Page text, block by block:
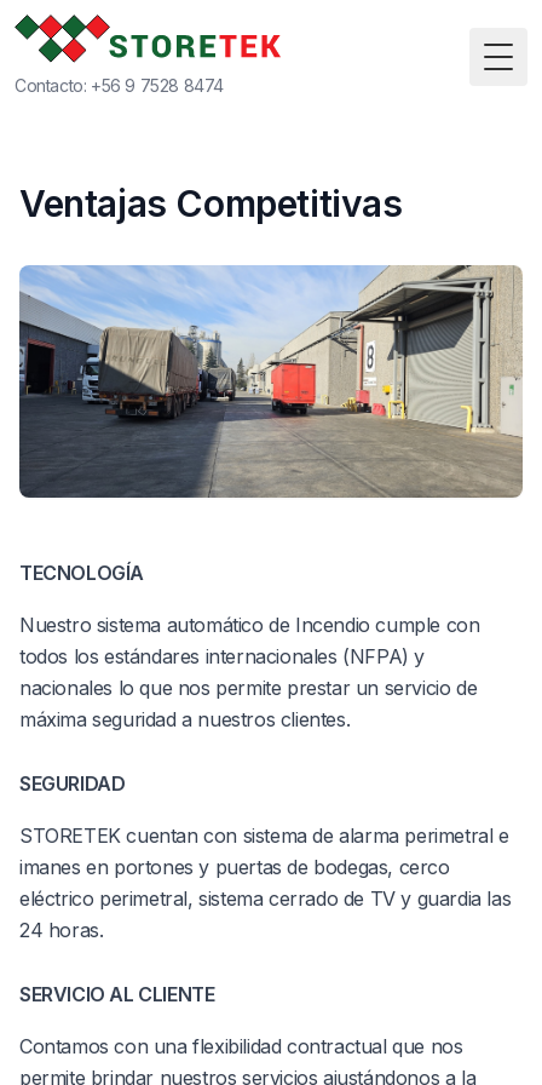
Contacto: +56 9 7528 8474
Ventajas Competitivas
TECNOLOGÍA
Nuestro sistema automático de Incendio cumple con
todos los estándares internacionales (NFPA) y
nacionales lo que nos permite prestar un servicio de
máxima seguridad a nuestros clientes.
SEGURIDAD
STORETEK cuentan con sistema de alarma perimetral e
imanes en portones y puertas de bodegas, cerco
eléctrico perimetral, sistema cerrado de TV y guardia las
24 horas.
SERVICIO AL CLIENTE
Contamos con una flexibilidad contractual que nos
permite brindar nuestros servicios ajustándonos a la